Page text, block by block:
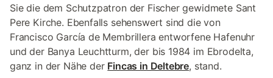
Sie die dem Schutzpatron der Fischer gewidmete Sant
Pere Kirche. Ebenfalls sehenswert sind die von
Francisco García de Membrillera entworfene Hafenuhr
und der Banya Leuchtturm, der bis 1984 im Ebrodelta,
ganz in der Nähe der Fincas in Deltebre, stand.